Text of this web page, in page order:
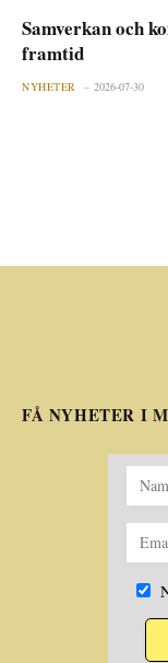
Samverkan och
framtid
NYHETER 2026-07-30
FÅ NYHETER I